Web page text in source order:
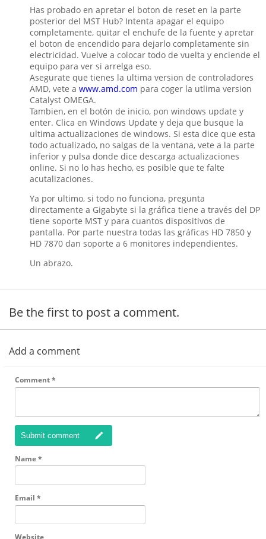
Has probado en apretar el boton de reset en la parte
posterior del MST Hub? Intenta apagar el equipo
completamente, quitar el enchufe de la fuente y apretar
el boton de encendido para dejarlo completamente sin
electricidad. Vuelve a colocar todo de vuelta y enciende el
equipo para ver si arrelga eso.
Asegurate que tienes la ultima version de controladores
AMD, vete a www.amd.com para coger la utlima version
Catalyst OMEGA.
Tambien, en el botón de inicio, pon windows update y
enter. Clica en Windows Update y deja que busque la
ultima actualizaciones de windows. Si esta dice que esta
todo actualizado, no salgas de la ventana, vete a la parte
inferior y pulsa donde dice descarga actualizaciones
online. Si no lo has hecho, es posible que te falte
acutalizaciones.
Ya por ultimo, si todo no funciona, pregunta
directamente a Gigabyte si la gráfica tiene a través del DP
tiene soporte MST y para cuantos dispositivos de
pantalla. Por parte nuestra todas las gráficas HD 7850 y
HD 7870 dan soporte a 6 monitores independientes.
Un abrazo.
Be the first to post a comment.
Add a comment
Comment*
Submit comment
Name*
Email *